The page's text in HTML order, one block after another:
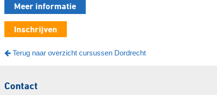
Meer informatie
Inschrijven
Terug naar overzicht cursussen Dordrecht
Contact